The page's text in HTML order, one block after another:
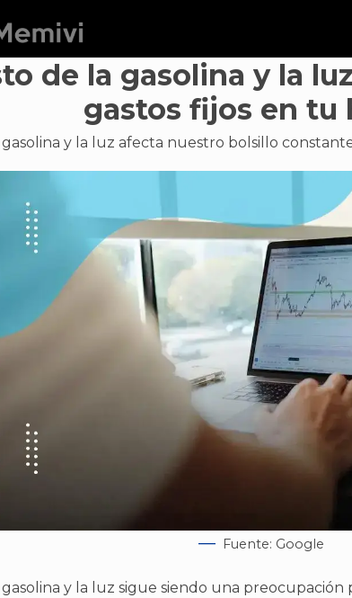
de la gasolina y la
gastos fijos en tu
gasolina y la luz afecta nuestro bolsillo
Fuente: Google
y la luz sigue siendo una preocupación